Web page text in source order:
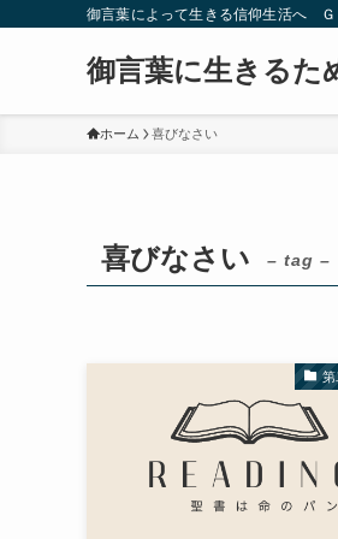
御言葉によって生きる信仰生活へ Ｇ
御言葉に生きるた
ホーム 喜びなさい
喜びなさい – tag –
第